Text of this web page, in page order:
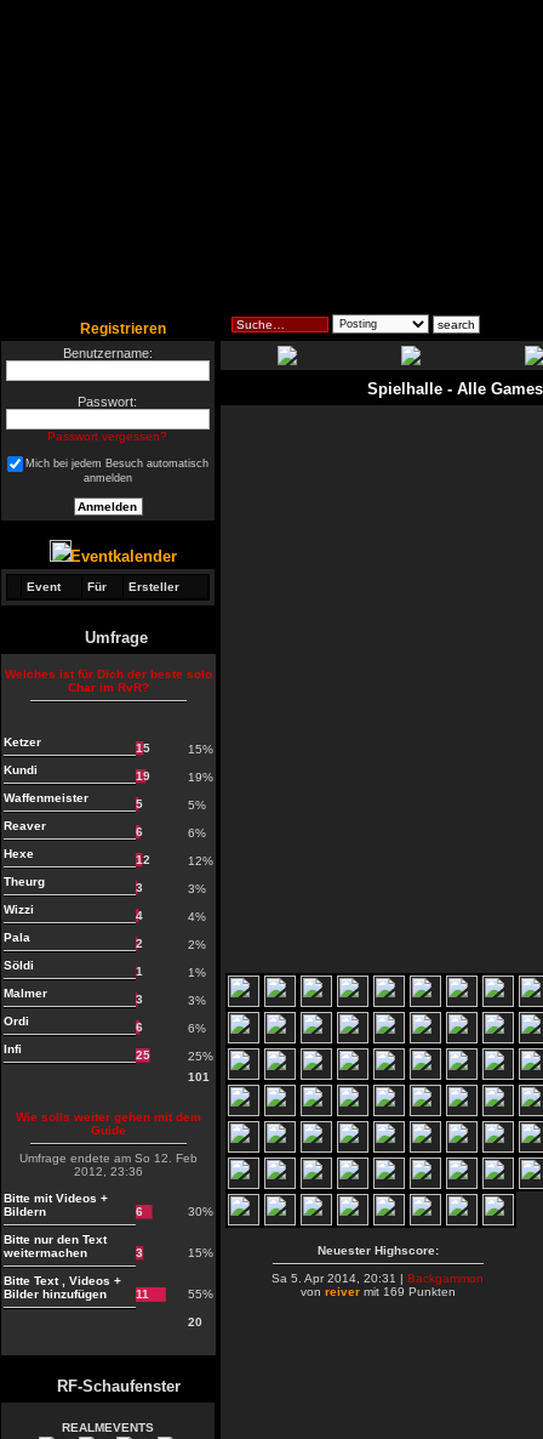
Registrieren
Benutzername:
Passwort:
Passwort vergessen?
Mich bei jedem Besuch automatisch
anmelden
Eventkalender
Event Für Ersteller
Umfrage
Welches ist für Dich der beste solo
Char im RvR?
Ketzer 15
15%
Kundi
19
19%
Waffenmeister
5
5%
Reaver
6
6%
Hexe
12
12%
Theurg
3
3%
Wizzi
4
4%
Pala
2
2%
Söldi
1
1%
Malmer
3
3%
Ordi
6
6%
Infi
25
25%
101
Wie solls weiter gehen mit dem
Guide
Umfrage endete am So 12. Feb
2012, 23:36
Bitte mit Videos +
Bildern
6 30%
Bitte nur den Text
weitermachen
3 15%
Bitte Text , Videos +
Bilder hinzufügen
11 55%
20
RF-Schaufenster
REALMEVENTS
Spielhalle - Alle
Neuester Highscore:
Sa 5. Apr 2014, 20:31 |Backgammon
von reiver mit 169 Punkten